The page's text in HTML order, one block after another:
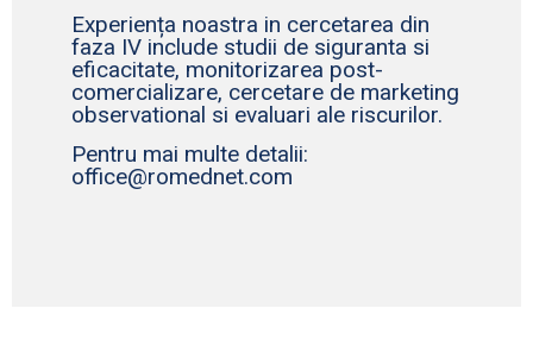
Experiența noastra in cercetarea din
faza IV include studii de siguranta si
eficacitate, monitorizarea post-
comercializare, cercetare de marketing
observational si evaluari ale riscurilor.
Pentru mai multe detalii:
office@romednet.com